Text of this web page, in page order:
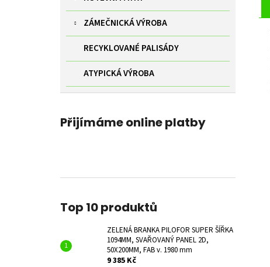
ZÁMEČNICKÁ VÝROBA
RECYKLOVANÉ PALISÁDY
ATYPICKÁ VÝROBA
Přijímáme online platby
Top 10 produktů
ZELENÁ BRANKA PILOFOR SUPER ŠÍŘKA
1094MM, SVAŘOVANÝ PANEL 2D,
50X200MM, FAB v. 1980 mm
9 385 Kč